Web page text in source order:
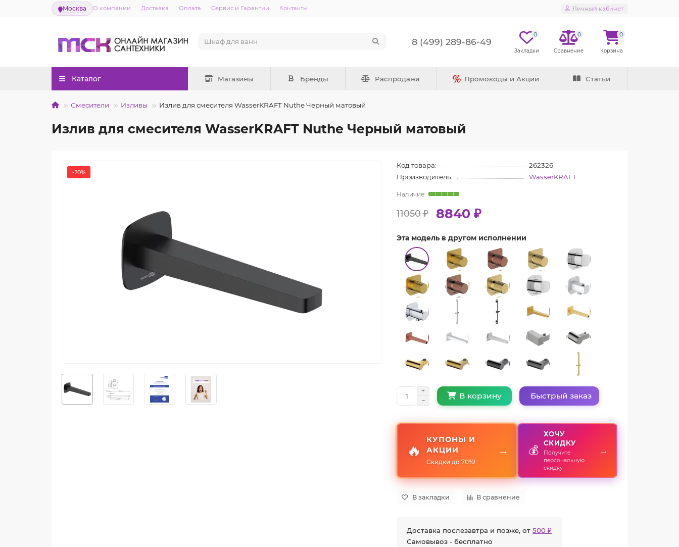
Москва О компании Доставка Оплата Сервис и Гарантии Контакты Личный кабинет
8 (499) 289-86-49
0 0 0
Каталог Магазины Бренды Распродажа Промокоды и Акции Статьи
Смесители Изливы Излив для смесителя WasserKRAFT Nuthe Черный матовый
Излив для смесителя WasserKRAFT Nuthe Черный матовый
-20%
Код товара:
262326
Производитель:
WasserKRAFT
11050 ₽ 8840 ₽
Эта модель в другом исполнении
В корзину Быстрый заказ
🔥
КУПОНЫ И
АКЦИИ
Скидки до 70%!
→ 💰
ХОЧУ
СКИДКУ
Получите
персональную
скидку
→
В закладки В сравнение
Доставка послезавтра и позже, от500 ₽
Самовывоз - бесплатно